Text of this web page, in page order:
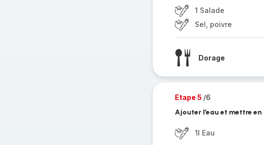
1 Salade
Sel, poivre
Dorage
Etape 5 /6
Ajouter l’eau et mettre en
1l Eau